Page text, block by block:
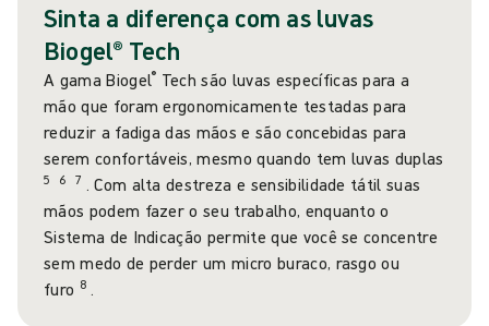
Sinta a diferença com as luvas
Biogel® Tech
A gama Biogel® Tech são luvas específicas para a
mão que foram ergonomicamente testadas para
reduzir a fadiga das mãos e são concebidas para
serem confortáveis, mesmo quando tem luvas duplas
5 6 7 . Com alta destreza e sensibilidade tátil suas
mãos podem fazer o seu trabalho, enquanto o
Sistema de Indicação permite que você se concentre
sem medo de perder um micro buraco, rasgo ou
furo 8.